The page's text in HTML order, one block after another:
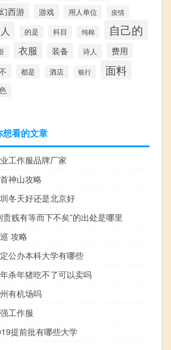
西游 游戏 用人单位 疫情
的是 科目 纯棉 自己的
衣服 装备 诗人 费用
都是 酒店 银行 面料
想看的文章
工作服品牌厂家
神山攻略
冬天好还是北京好
贵贱有等而下不矣”的出处是哪里
攻略
公办本科大学有哪些
杀年猪吃不了可以卖吗
有机场吗
工作服
提前批有哪些大学